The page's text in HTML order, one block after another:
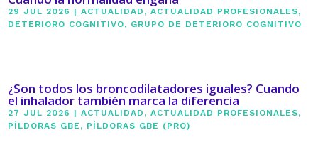
29 JUL 2026 |ACTUALIDAD ,ACTUALIDAD PROFESIONALES,
DETERIORO COGNITIVO, GRUPO DE DETERIORO COGNITIVO
¿Son todos los broncodilatadores iguales? Cuando
el inhalador también marca la diferencia
27 JUL 2026 |ACTUALIDAD ,ACTUALIDAD PROFESIONALES,
PÍLDORAS GBE , PÍLDORAS GBE (PRO)